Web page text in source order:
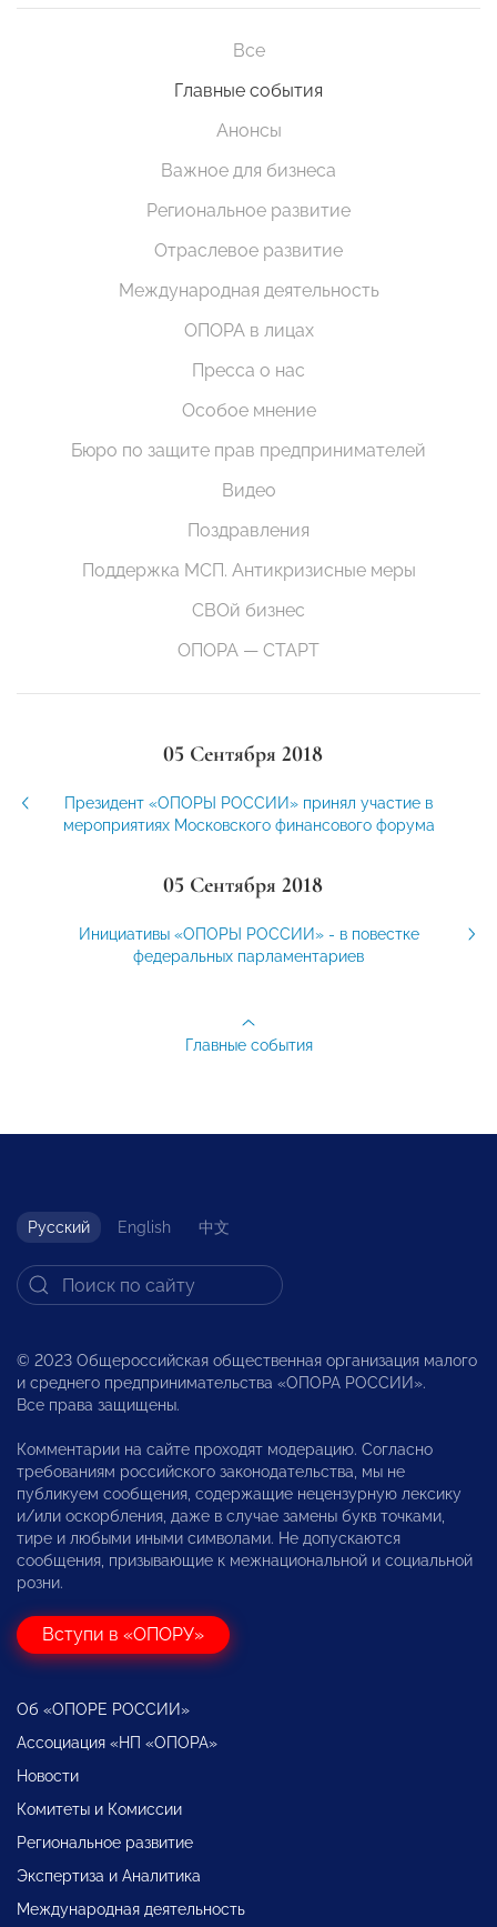
Все
Главные события
Анонсы
Важное для бизнеса
Региональное развитие
Отраслевое развитие
Международная деятельность
ОПОРА в лицах
Пресса о нас
Особое мнение
Бюро по защите прав предпринимателей
Видео
Поздравления
Поддержка МСП. Антикризисные меры
СВОй бизнес
ОПОРА — СТАРТ
05 Сентября 2018
Президент «ОПОРЫ РОССИИ» принял участие в
мероприятиях Московского финансового форума
05 Сентября 2018
Инициативы «ОПОРЫ РОССИИ» - в повестке
федеральных парламентариев
Главные события
Русский English 中文
© 2023 Общероссийская общественная организация малого
и среднего предпринимательства «ОПОРА РОССИИ».
Все права защищены.
Комментарии на сайте проходят модерацию. Согласно
требованиям российского законодательства, мы не
публикуем сообщения, содержащие нецензурную лексику
и/или оскорбления, даже в случае замены букв точками,
тире и любыми иными символами. Не допускаются
сообщения, призывающие к межнациональной и социальной
розни.
Вступи в «ОПОРУ»
Об «ОПОРЕ РОССИИ»
Ассоциация «НП «ОПОРА»
Новости
Комитеты и Комиссии
Региональное развитие
Экспертиза и Аналитика
Международная деятельность